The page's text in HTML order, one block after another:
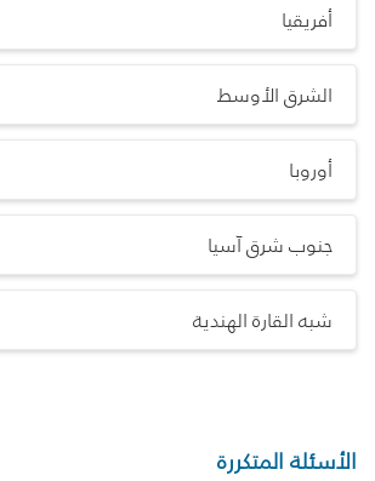
أفريقيا
الشرق الأوسط
أوروبا
جنوب شرق آسيا
شبه القارة الهندية
الأسئلة المتكررة